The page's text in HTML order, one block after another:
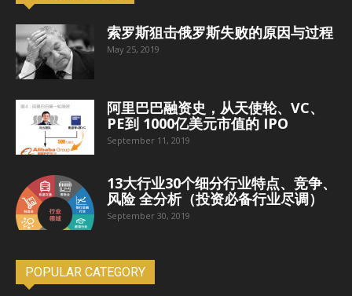
索罗斯狙击俄罗斯失败的原因与过程
May 25, 2019
阿里巴巴融资史，从天使轮、VC、
PE到 1000亿美元市值的 IPO
September 11, 2019
13大行业30个细分行业特点、竞争、
风险 全分析（投资必备行业尽调）
September 30, 2019
POPULAR CATEGORY